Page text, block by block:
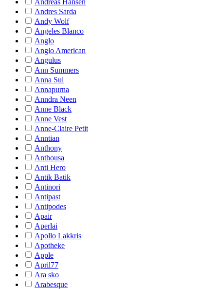
Andreas Hansen
Andres Sarda
Andy Wolf
Angeles Blanco
Anglo
Anglo American
Angulus
Ann Summers
Anna Sui
Annapurna
Anndra Neen
Anne Black
Anne Vest
Anne-Claire Petit
Anntian
Anthony
Anthousa
Anti Hero
Antik Batik
Antinori
Antipast
Antipodes
Apair
Aperlai
Apollo Lakkris
Apotheke
Apple
April77
Ara sko
Arabesque